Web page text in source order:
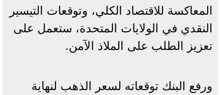
المعاكسة للاقتصاد الكلي، وتوقعات التيسير
النقدي في الولايات المتحدة، ستعمل على
تعزيز الطلب على الملاذ الآمن.
ورفع البنك توقعاته لسعر الذهب لنهاية